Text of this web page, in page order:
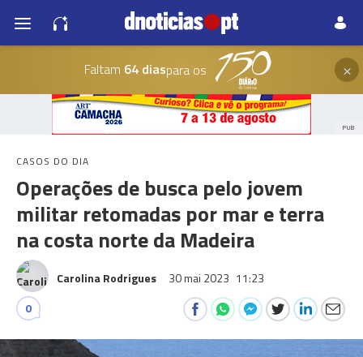
Faltam 64 diaspara os ×
PUB
CASOS DO DIA
Operações de busca pelo jovem
militar retomadas por mar e terra
na costa norte da Madeira
Carolina Rodrigues 30 mai 2023 11:23
0